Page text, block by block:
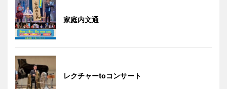
家庭内文通
レクチャーtoコンサート